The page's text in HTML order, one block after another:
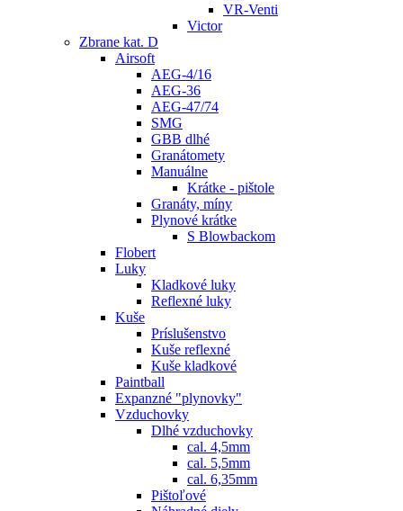
VR-Venti
Victor
Zbrane kat. D
Airsoft
AEG-4/16
AEG-36
AEG-47/74
SMG
GBB dlhé
Granátomety
Manuálne
Krátke - pištole
Granáty, míny
Plynové krátke
S Blowbackom
Flobert
Luky
Kladkové luky
Reflexné luky
Kuše
Príslušenstvo
Kuše reflexné
Kuše kladkové
Paintball
Expanzné "plynovky"
Vzduchovky
Dlhé vzduchovky
cal. 4,5mm
cal. 5,5mm
cal. 6,35mm
Pištoľové